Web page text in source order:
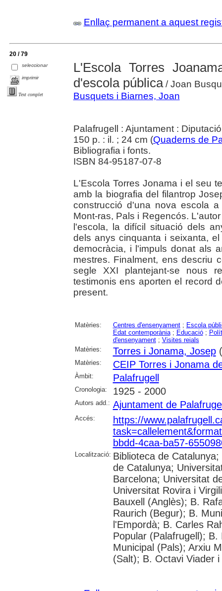
Enllaç permanent a aquest
20 / 79
seleccionar
imprimir
Text complet
L'Escola Torres
d'escola pública/ Joan
Busquets i Biarnes, Joan
Palafrugell : Ajuntament :
150 p. : il. ; 24 cm (Quaderns de
Bibliografia i fonts.
ISBN 84-95187-07-8
L'Escola Torres Jonama i el seu
amb la biografia del filantrop
construcció d'una nova escola
Mont-ras, Pals i Regencós.
l'escola, la difícil situació dels
dels anys cinquanta i seixanta,
democràcia, i l'impuls donat als
mestres. Finalment, ens descriu
segle XXI plantejant-se nous
testimonis ens aporten el record
present.
Matèries: Centres d'ensenyament; Escola
Edat contemporània; Educació;
d'ensenyament; Visites reials
Matèries:
Torres i Jonama, Josep
Matèries: CEIP Torres i Jonama
Àmbit: Palafrugell
Cronologia: 1925 - 2000
Autors add.: Ajuntament de
Accés:
https://
bbdd-4caa-ba57-
Localització: Biblioteca de
de Catalunya;
Barcelona; Universitat
Universitat Rovira i
Bauxell (Anglès); B.
Raurich (Begur); B.
l'Empordà; B. Carles
Popular (Palafrugell);
Municipal (Pals); Arxiu
(Salt); B. Octavi Viader